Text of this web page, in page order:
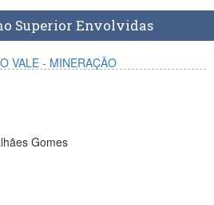
Superior Envolvidas
VALE - MINERAÇÃO
Gomes